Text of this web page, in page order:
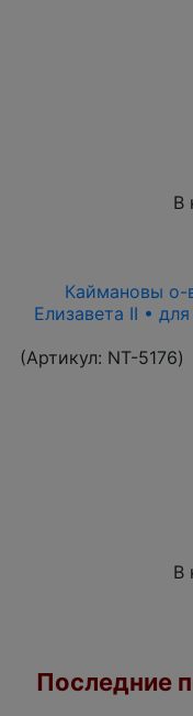
В
Каймановы о-
Елизавета II •
(Артикул: NT-5176)
В
Последние